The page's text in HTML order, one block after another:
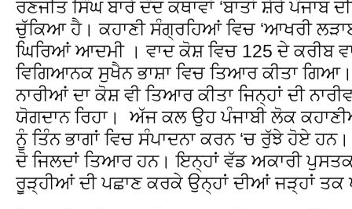
ਰਣਜੀਤ ਸਿੰਘ ਬਾਰੇ ਦੰਦ ਕਥਾਵਾਂ ‘ਬਾਤਾਂ ਸ਼ੇਰੇ ਪੰਜਾਬ
ਚੁੱਕਿਆ ਹੈ। ਕਹਾਣੀ ਸੰਗ੍ਰਹਿਆਂ ਵਿਚ ‘ਆਖਰੀ
ਘਿਰਿਆਂ ਆਦਮੀ । ਵਾਦ ਕੋਸ਼ ਵਿਚ 125 ਦੇ ਕਰੀਬ
ਵਿਗਿਆਨਕ ਸੁਖੈਨ ਭਾਸ਼ਾ ਵਿਚ ਤਿਆਰ ਕੀਤਾ
ਨਾਰੀਆਂ ਦਾ ਕੋਸ਼ ਵੀ ਤਿਆਰ ਕੀਤਾ ਜਿਨ੍ਹਾਂ ਦੀ
ਯੋਗਦਾਨ ਰਿਹਾ। ਅੱਜ ਕਲ ਉਹ ਪੰਜਾਬੀ ਲੋਕ
ਨੂੰ ਤਿੰਨ ਭਾਗਾਂ ਵਿਚ ਸੰਪਾਦਨਾ ਕਰਨ ‘ਚ ਰੁੱਝੇ ਹੋਏ
ਦੋ ਜਿਲਦਾਂ ਤਿਆਰ ਹਨ। ਇਨ੍ਹਾਂ ਵੱਡ ਅਕਾਰੀ
ਰੂੜ੍ਹੀਆਂ ਦੀ ਪਛਾਣ ਕਰਕੇ ਉਨ੍ਹਾਂ ਦੀਆਂ ਜੜ੍ਹਾਂ